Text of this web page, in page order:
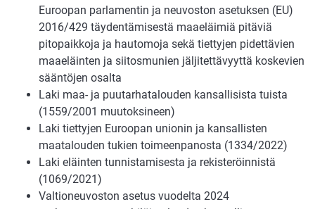
Euroopan parlamentin ja neuvoston asetuksen (EU)
2016/429 täydentämisestä maaeläimiä pitäviä
pitopaikkoja ja hautomoja sekä tiettyjen pidettävien
maaeläinten ja siitosmunien jäljitettävyyttä koskevien
sääntöjen osalta
Laki maa- ja puutarhatalouden kansallisista tuista
(1559/2001 muutoksineen)
Laki tiettyjen Euroopan unionin ja kansallisten
maatalouden tukien toimeenpanosta (1334/2022)
Laki eläinten tunnistamisesta ja rekisteröinnistä
(1069/2021)
Valtioneuvoston asetus vuodelta 2024